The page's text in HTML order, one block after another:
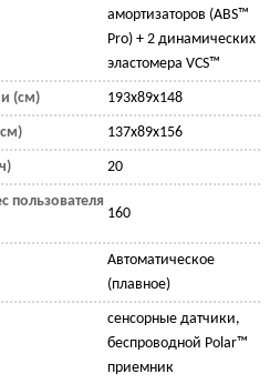
амортизаторов (ABS™
Pro) + 2 динамических
эластомера VCS™
(см) 193x89x148
137x89x156
20
пользователя
160
Автоматическое
(плавное)
сенсорные датчики,
беспроводной Polar™
приемник